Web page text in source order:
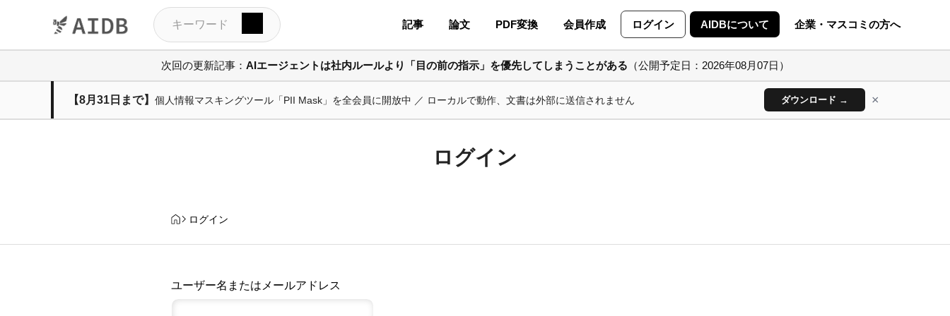
記事 論文 PDF変換 会員作成 ログイン AIDBについて 企業・マスコミの方へ
次回の更新記事： AIエージェントは社内ルールより「目の前の指示」を優先してしまうことがある （公開予定日：2026年08月07日）
【8月31日まで】 個人情報マスキングツール「PII Mask」を全会員に開放中 ／ ローカルで動作、文書は外部に送信されません ダウンロード → ×
ログイン
ログイン
ユーザー名またはメールアドレス